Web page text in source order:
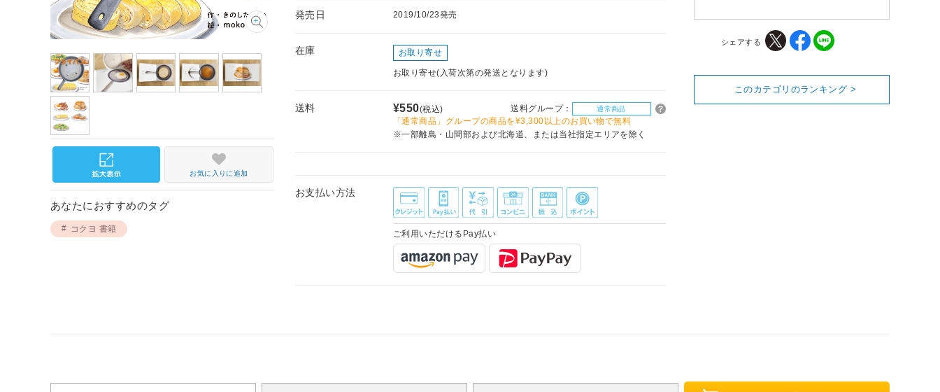
発売日 2019/10/23発売
在庫 お取り寄せ
お取り寄せ(入荷次第の発送となります)
送料 ¥550(税込) 送料グループ： 通常商品
「通常商品」グループの商品を¥3,300以上のお買い物で無料
※一部離島・山間部および北海道、または当社指定エリアを除く
お支払い方法
ご利用いただけるPay払い
お気に入りに追加
あなたにおすすめのタグ
コクヨ 書籍
シェアする
このカテゴリのランキング >